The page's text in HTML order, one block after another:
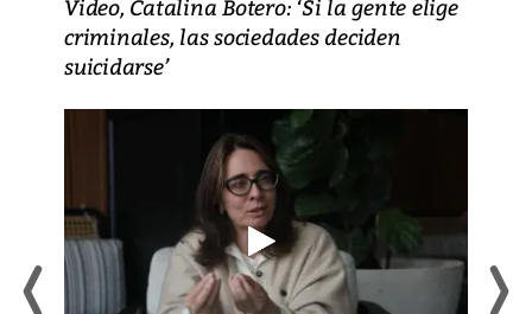
Video, Catalina Botero: ‘Si la gente elige
criminales, las sociedades deciden
suicidarse’